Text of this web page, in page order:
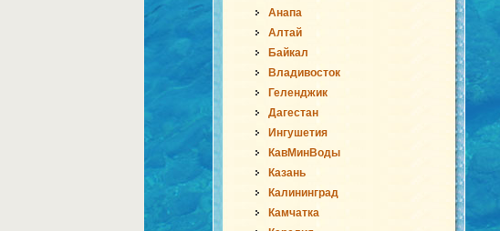
Анапа
Алтай
Байкал
Владивосток
Геленджик
Дагестан
Ингушетия
КавМинВоды
Казань
Калининград
Камчатка